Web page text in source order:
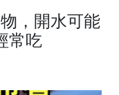
，開水可能
常吃